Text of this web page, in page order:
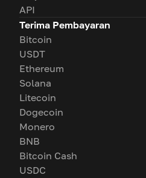
API
Terima Pembayaran
Bitcoin
USDT
Ethereum
Solana
Litecoin
Dogecoin
Monero
BNB
Bitcoin Cash
USDC